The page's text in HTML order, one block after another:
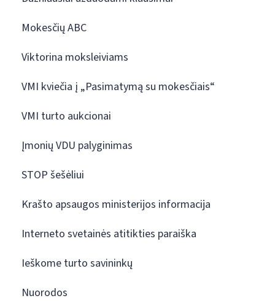
Mokesčių ABC
Viktorina moksleiviams
VMI kviečia į „Pasimatymą su mokesčiais“
VMI turto aukcionai
Įmonių VDU palyginimas
STOP šešėliui
Krašto apsaugos ministerijos informacija
Interneto svetainės atitikties paraiška
Ieškome turto savininkų
Nuorodos